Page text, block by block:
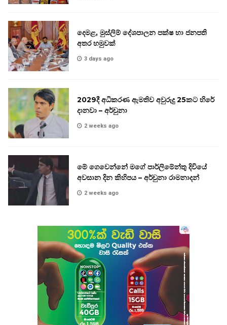
දෙමළ, මුස්ලිම් දේශපාලන පක්ෂ හා ජනපති
අතර හමුවක්
3 days ago
2029දී අධිකරණ ඇමතිව අවුරුදු 25කට හිරේ
දානවා – අර්චුනා
2 weeks ago
මේ ගෙවෙන්නේ මගේ පාර්ලිමේන්තු දිවියේ
අවසාන දින කිහිපය – අර්චුනා රාමනාදන්
2 weeks ago